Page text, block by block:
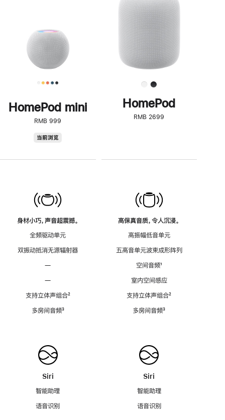
HomePod mini
RMB 999
当前浏览
身材小巧，声音超震撼。
全频驱动单元
双振动抵消无源辐射器
—
—
支持立体声组合脚
²
多房间音频脚
³
Siri
智能助理
语音识别
了
解
HomePod<
HomePod
RMB 2699
高保真音质，令人沉浸。
高振幅低音单元
五高音单元波束成形阵列
空间音频脚
¹
室内空间感应
支持立体声组合脚
²
多房间音频脚
³
Siri
智能助理
语音识别